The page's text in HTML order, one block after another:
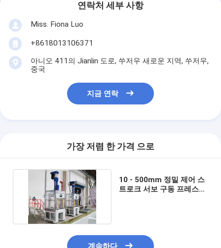
연락처 세부 사항
Miss. Fiona Luo
+8618013106371
아니오 411의 Jianlin 도로, 쑤저우 새로운 지역, 쑤저우,
중국
지금 연락
가장 저렴 한 가격 으로
10 - 500mm 정밀 제어 스
트로크 서보 구동 프레스
계속하다